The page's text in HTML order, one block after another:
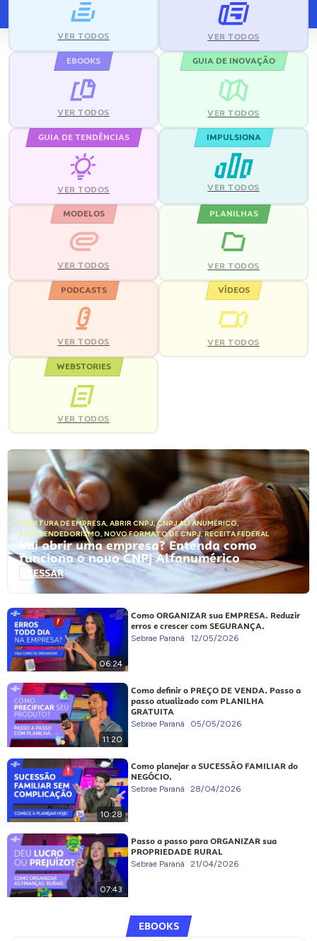
VER TODOS VER TODOS
EBOOKS
VER TODOS
GUIA DE INOVAÇÃO
VER TODOS
GUIA DE TENDÊNCIAS
VER TODOS
IMPULSIONA
VER TODOS
MODELOS
VER TODOS
PLANILHAS
VER TODOS
PODCASTS
VER TODOS
VÍDEOS
VER TODOS
WEBSTORIES
VER TODOS
ABERTURA DE EMPRESA, ABRIR CNPJ,CNPJ ALFANUMÉRICO,
EMPREENDEDORISMO, NOVO FORMATO DE CNPJ,RECEITA FEDERAL
Vai abrir uma empresa? Entenda como
funciona o novo CNPJ Alfanumérico
ACESSAR
06:24
Como ORGANIZAR sua EMPRESA. Reduzir
erros e crescer com SEGURANÇA.
Sebrae Paraná 12/05/2026
11:20
Como definir o PREÇO DE VENDA. Passo a
passo atualizado com PLANILHA
GRATUITA
Sebrae Paraná 05/05/2026
10:28
Como planejar a SUCESSÃO FAMILIAR do
NEGÓCIO.
Sebrae Paraná 28/04/2026
07:43
Passo a passo para ORGANIZAR sua
PROPRIEDADE RURAL
Sebrae Paraná 21/04/2026
EBOOKS